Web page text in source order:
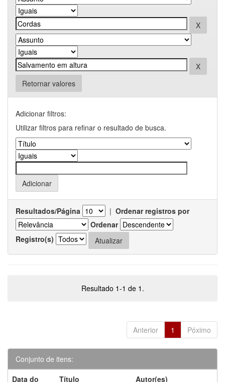
Retornar valores
Adicionar filtros:
Utilizar filtros para refinar o resultado de busca.
Resultados/Página | Ordenar registros por
Ordenar
Registro(s)
Resultado 1-1 de 1.
Anterior 1 Póximo
Conjunto de itens:
Data do
Título Autor(es)